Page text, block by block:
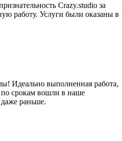
Crazy.studio за
работу. Услуги были оказаны в
Идеально выполненная работа,
по срокам вошли в наше
раньше.